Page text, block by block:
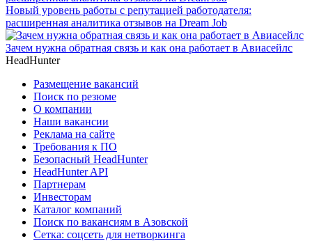
Новый уровень работы с репутацией работодателя:
расширенная аналитика отзывов на Dream Job
Зачем нужна обратная связь и как она работает в Авиасейлс
HeadHunter
Размещение вакансий
Поиск по резюме
О компании
Наши вакансии
Реклама на сайте
Требования к ПО
Безопасный HeadHunter
HeadHunter API
Партнерам
Инвесторам
Каталог компаний
Поиск по вакансиям в Азовской
Сетка: соцсеть для нетворкинга